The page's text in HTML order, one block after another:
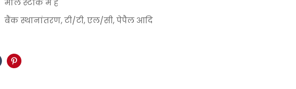
माल स्टॉक में है
बैंक स्थानांतरण, टी/टी, एल/सी, पेपैल आदि